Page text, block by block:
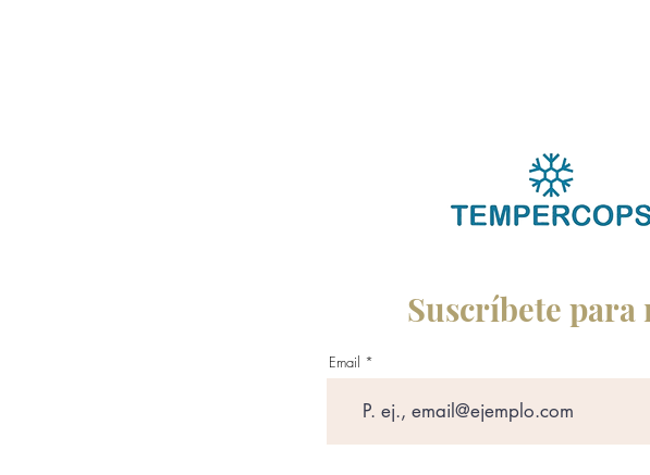
Suscríbete para
Email